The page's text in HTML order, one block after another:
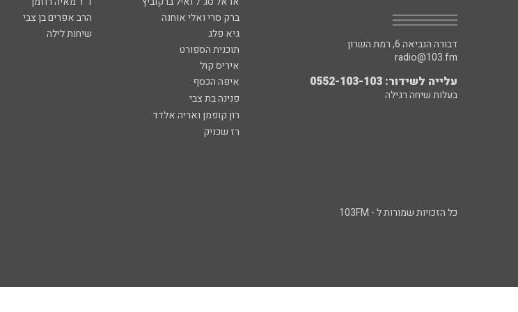
ברק סרי ואלי אוחנה
הרב אפרים בן צבי
גיא פלג
שיחות לילה
תוכנית הספורט
איריס קול
איפה הכסף
פנינה בת צבי
רון קופמן ואריה אלדד
רז שכניק
דבורה הנביאה 6, רמת השרון
radio@103.fm
עלייה לשידור: 0552-103-103
בעלות שיחה רגילה
כל הזכויות שמורות ל - 103FM